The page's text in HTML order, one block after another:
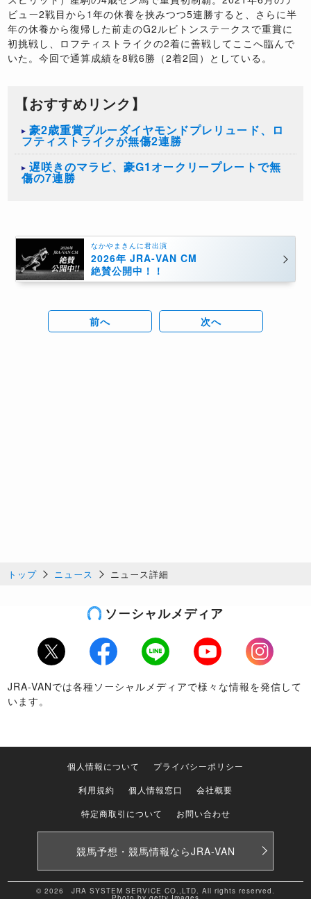
ビュー2戦目から 1年の休養を挟みつつ5連勝すると、さらに半
年の休養から復帰した前走のG2 ルビトンステークスで重賞に
初挑戦し、ロフティストライクの2着に善戦してここへ臨んで
いた。今回で通算成績を8戦6勝（2着2回）としている。
【おすすめリンク】
豪2歳重賞ブルーダイヤモンドプレリュード、ロ
フティストライクが無傷2連勝
遅咲きのマラビ、豪G1オークリープレートで無
傷の7連勝
なかやまきんに君出演
2026年 JRA-VAN CM
絶賛公開中！！
前へ 次へ
トップ ニュース ニュース詳細
ソーシャルメディア
Twitter Facebook LINE Youtube
Instagram
JRA-VANでは各種ソーシャルメディアで様々な情報を発信して
います。
個人情報について
プライバシーポリシー
利用規約
個人情報窓口
会社概要
特定商取引について
お問い合わせ
競馬予想・競馬情報ならJRA-VAN
© 2026 JRA SYSTEM SERVICE CO.,LTD. All rights reserved.